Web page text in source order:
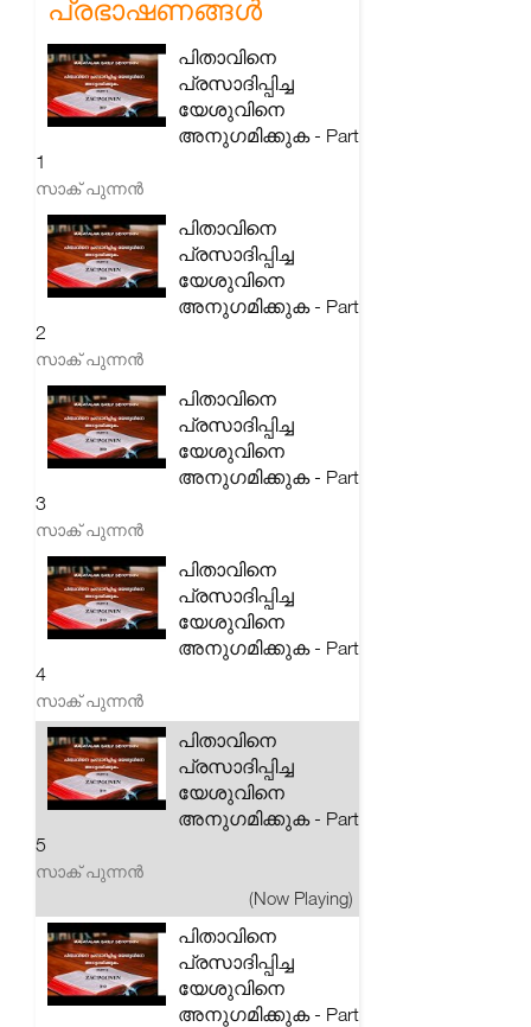
പ്രഭാഷണങ്ങൾ
പിതാവിനെ
പ്രസാദിപ്പിച്ച
യേശുവിനെ
അനുഗമിക്കുക - Part
1
സാക് പുന്നൻ
പിതാവിനെ
പ്രസാദിപ്പിച്ച
യേശുവിനെ
അനുഗമിക്കുക - Part
2
സാക് പുന്നൻ
പിതാവിനെ
പ്രസാദിപ്പിച്ച
യേശുവിനെ
അനുഗമിക്കുക - Part
3
സാക് പുന്നൻ
പിതാവിനെ
പ്രസാദിപ്പിച്ച
യേശുവിനെ
അനുഗമിക്കുക - Part
4
സാക് പുന്നൻ
പിതാവിനെ
പ്രസാദിപ്പിച്ച
യേശുവിനെ
അനുഗമിക്കുക - Part
5
സാക് പുന്നൻ
(Now Playing)
പിതാവിനെ
പ്രസാദിപ്പിച്ച
യേശുവിനെ
അനുഗമിക്കുക - Part